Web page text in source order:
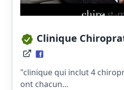
Clinique
"clinique qui inclut 4
ont chacun...